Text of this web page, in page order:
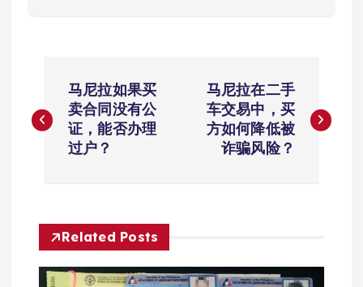
章
马尼拉如果买
卖合同没有公
证，能否办理
过户？
马尼拉在二手
车交易中，买
方如何降低被
诈骗风险？
Related Posts